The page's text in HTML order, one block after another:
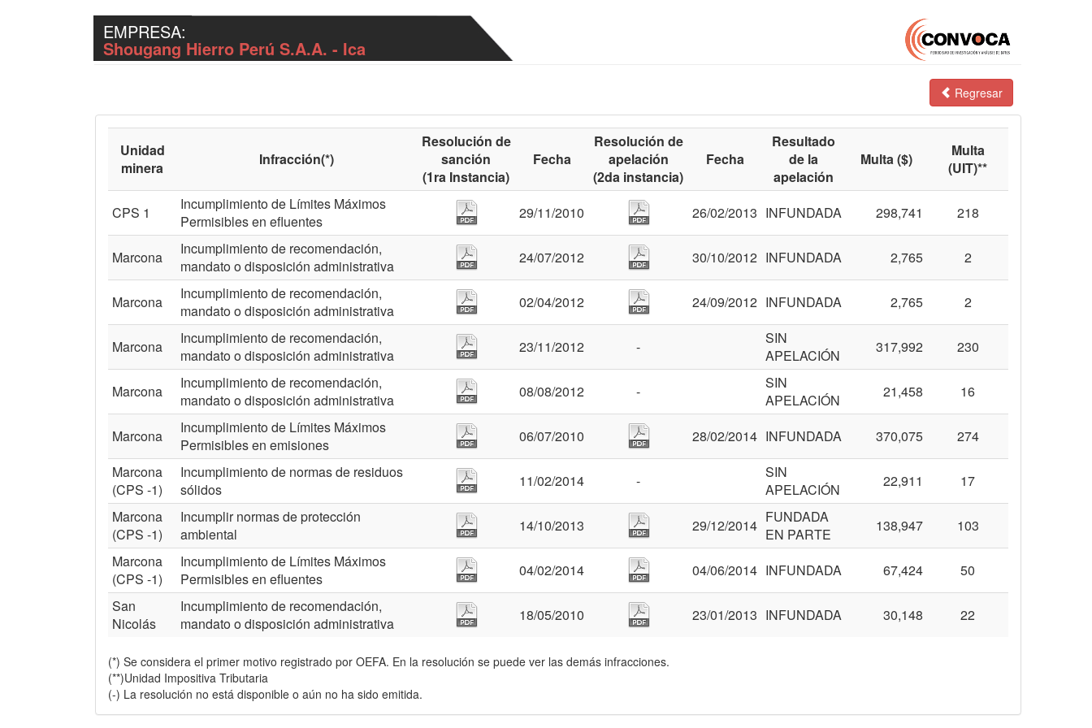
EMPRESA:
Shougang Hierro Perú S.A.A. - Ica
Regresar
Unidad
minera
Infracción(*)
Resolución de
sanción
(1ra Instancia)
Fecha
Resolución de
apelación
(2da instancia)
Fecha
Resultado
de la
apelación
Multa ($)
Multa
(UIT)**
CPS 1
Incumplimiento de Límites Máximos
Permisibles en efluentes
29/11/2010 26/02/2013 INFUNDADA 298,741 218
Marcona
Incumplimiento de recomendación,
mandato o disposición administrativa
24/07/2012 30/10/2012 INFUNDADA 2,765 2
Marcona
Incumplimiento de recomendación,
mandato o disposición administrativa
02/04/2012 24/09/2012 INFUNDADA 2,765 2
Marcona
Incumplimiento de recomendación,
mandato o disposición administrativa
23/11/2012 -
SIN
APELACIÓN
317,992 230
Marcona
Incumplimiento de recomendación,
mandato o disposición administrativa
08/08/2012 -
SIN
APELACIÓN
21,458 16
Marcona
Incumplimiento de Límites Máximos
Permisibles en emisiones
06/07/2010 28/02/2014 INFUNDADA 370,075
274
Marcona
(CPS -1)
Incumplimiento de normas de residuos
sólidos
11/02/2014 -
SIN
APELACIÓN
22,911
17
Marcona
(CPS -1)
Incumplir normas de protección
ambiental
14/10/2013 29/12/2014 FUNDADA
EN PARTE
138,947
103
Marcona
(CPS -1)
Incumplimiento de Límites Máximos
Permisibles en efluentes
04/02/2014 04/06/2014 INFUNDADA 67,424
50
San
Nicolás
Incumplimiento de recomendación,
mandato o disposición administrativa
18/05/2010 23/01/2013 INFUNDADA 30,148 22
(*) Se considera el primer motivo registrado por OEFA. En la resolución se puede ver las demás infracciones.
(**)Unidad Impositiva Tributaria
(-) La resolución no está disponible o aún no ha sido emitida.